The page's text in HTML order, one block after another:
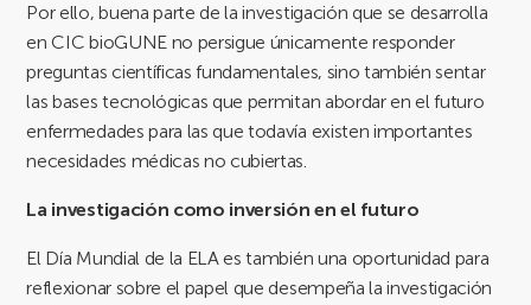
Por ello, buena parte de la investigación que se desarrolla
en CIC bioGUNE no persigue únicamente responder
preguntas científicas fundamentales, sino también sentar
las bases tecnológicas que permitan abordar en el futuro
enfermedades para las que todavía existen importantes
necesidades médicas no cubiertas.
La investigación como inversión en el futuro
El Día Mundial de la ELA es también una oportunidad para
reflexionar sobre el papel que desempeña la investigación